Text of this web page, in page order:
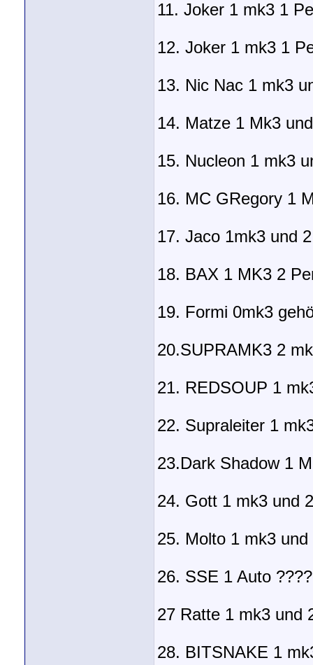
11. Joker 1 mk3 1
12. Joker 1 mk3 1
13. Nic Nac 1 mk3
14. Matze 1 Mk3
15. Nucleon 1 mk3
16. MC GRegory 1
17. Jaco 1mk3 und
18. BAX 1 MK3 2
19. Formi 0mk3
20.SUPRAMK3 2
21. REDSOUP 1
22. Supraleiter 1
23.Dark Shadow 1
24. Gott 1 mk3 und
25. Molto 1 mk3
26. SSE 1 Auto
27 Ratte 1 mk3 und
28. BITSNAKE 1